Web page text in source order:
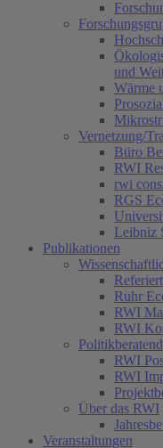
und
Wärme
Vernetzung/
Büro
RWI
rwi
RGS
Leibniz
Publikationen
Ruhr
RWI
RWI
Politikberatend
RWI
RWI
Über das RWI
Veranstaltungen